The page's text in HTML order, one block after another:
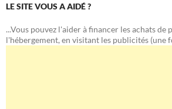
LE SITE VOUS A AIDÉ ?
...Vous pouvez l'aider à financer les achats de
l'hébergement, en visitant les publicités (une